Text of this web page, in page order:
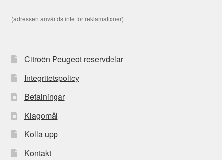
(adressen används inte för reklamationer)
Citroën Peugeot reservdelar
Integritetspolicy
Betalningar
Klagomål
Kolla upp
Kontakt